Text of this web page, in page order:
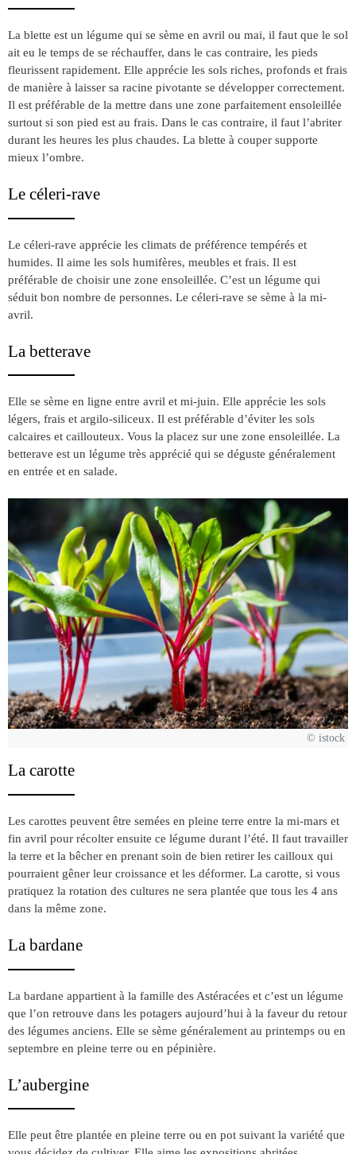
La blette est un légume qui se sème en avril ou mai, il faut que le sol
ait eu le temps de se réchauffer, dans le cas contraire, les pieds
fleurissent rapidement. Elle apprécie les sols riches, profonds et frais
de manière à laisser sa racine pivotante se développer correctement.
Il est préférable de la mettre dans une zone parfaitement ensoleillée
surtout si son pied est au frais. Dans le cas contraire, il faut l’abriter
durant les heures les plus chaudes. La blette à couper supporte
mieux l’ombre.
Le céleri-rave
Le céleri-rave apprécie les climats de préférence tempérés et
humides. Il aime les sols humifères, meubles et frais. Il est
préférable de choisir une zone ensoleillée. C’est un légume qui
séduit bon nombre de personnes. Le céleri-rave se sème à la mi-
avril.
La betterave
Elle se sème en ligne entre avril et mi-juin. Elle apprécie les sols
légers, frais et argilo-siliceux. Il est préférable d’éviter les sols
calcaires et caillouteux. Vous la placez sur une zone ensoleillée. La
betterave est un légume très apprécié qui se déguste généralement
en entrée et en salade.
© istock
La carotte
Les carottes peuvent être semées en pleine terre entre la mi-mars et
fin avril pour récolter ensuite ce légume durant l’été. Il faut travailler
la terre et la bêcher en prenant soin de bien retirer les cailloux qui
pourraient gêner leur croissance et les déformer. La carotte, si vous
pratiquez la rotation des cultures ne sera plantée que tous les 4 ans
dans la même zone.
La bardane
La bardane appartient à la famille des Astéracées et c’est un légume
que l’on retrouve dans les potagers aujourd’hui à la faveur du retour
des légumes anciens. Elle se sème généralement au printemps ou en
septembre en pleine terre ou en pépinière.
L’aubergine
Elle peut être plantée en pleine terre ou en pot suivant la variété que